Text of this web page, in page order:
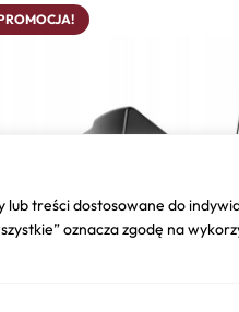
treści dostosowane do
oznacza zgodę na